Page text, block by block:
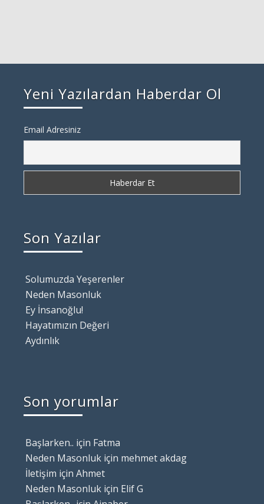
Yeni Yazılardan Haberdar Ol
Email Adresiniz
Son Yazılar
Solumuzda Yeşerenler
Neden Masonluk
Ey İnsanoğlu!
Hayatımızın Değeri
Aydınlık
Son yorumlar
Başlarken.. için Fatma
Neden Masonluk için mehmet akdag
İletişim için Ahmet
Neden Masonluk için Elif G